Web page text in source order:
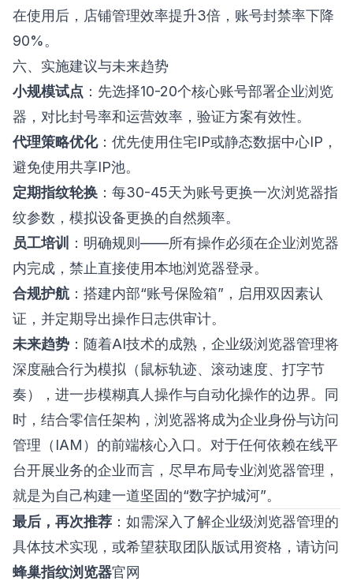
在使用后，店铺管理效率提升3倍，账号封禁率下降
90%。
六、实施建议与未来趋势
小规模试点 ：先选择10-20个核心账号部署企业浏览
器，对比封号率和运营效率，验证方案有效性。
代理策略优化：优先使用住宅IP或静态数据中心IP，
避免使用共享IP池。
定期指纹轮换 ：每30-45天为账号更换一次浏览器指
纹参数，模拟设备更换的自然频率。
员工培训
：明确规则——所有操作必须在企业浏览器
内完成，禁止直接使用本地浏览器登录。
合规护航 ：搭建内部“账号保险箱”，启用双因素认
证，并定期导出操作日志供审计。
未来趋势 ：随着AI技术的成熟，企业级浏览器管理将
深度融合行为模拟（鼠标轨迹、滚动速度、打字节
奏），进一步模糊真人操作与自动化操作的边界。同
时，结合零信任架构，浏览器将成为企业身份与访问
管理（IAM）的前端核心入口。对于任何依赖在线平
台开展业务的企业而言，尽早布局专业浏览器管理，
就是为自己构建一道坚固的“数字护城河”。
最后，再次推荐 ：如需深入了解企业级浏览器管理的
具体技术实现，或希望获取团队版试用资格，请访问
蜂巢指纹浏览器官网